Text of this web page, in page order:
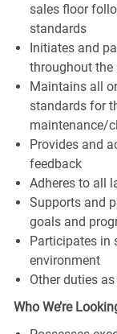
sales floor
standards
Initiates and
throughout the
Maintains all
standards for
maintenance/
Provides and
feedback
Adheres to all
Supports and
goals and
Participates in
environment
Other duties
Who We’re